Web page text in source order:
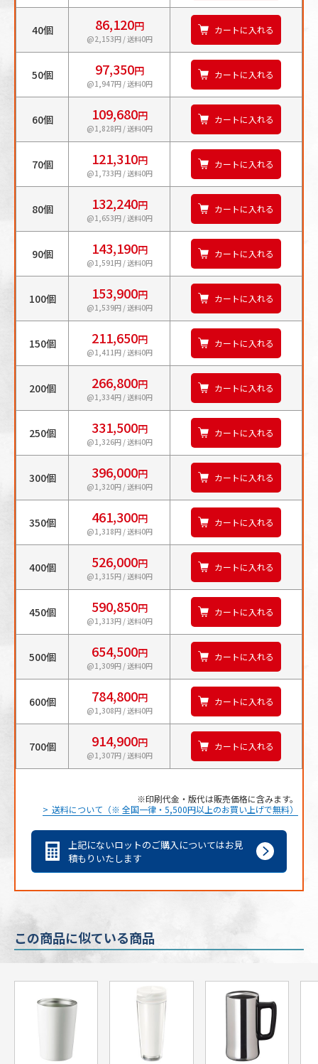
40個 86,120円
@2,153円 / 送料0円
カートに入れる
50個 97,350円
@1,947円 / 送料0円
カートに入れる
60個 109,680円
@1,828円 / 送料0円
カートに入れる
70個 121,310円
@1,733円 / 送料0円
カートに入れる
80個 132,240円
@1,653円 / 送料0円
カートに入れる
90個 143,190円
@1,591円 / 送料0円
カートに入れる
100個 153,900円
@1,539円 / 送料0円
カートに入れる
150個 211,650円
@1,411円 / 送料0円
カートに入れる
200個 266,800円
@1,334円 / 送料0円
カートに入れる
250個 331,500円
@1,326円 / 送料0円
カートに入れる
300個 396,000円
@1,320円 / 送料0円
カートに入れる
350個 461,300円
@1,318円 / 送料0円
カートに入れる
400個 526,000円
@1,315円 / 送料0円
カートに入れる
450個 590,850円
@1,313円 / 送料0円
カートに入れる
500個 654,500円
@1,309円 / 送料0円
カートに入れる
600個 784,800円
@1,308円 / 送料0円
カートに入れる
700個 914,900円
@1,307円 / 送料0円
カートに入れる
印刷代金・版代は販売価格に含みます。
送料について（※ 全国一律・5,500円以上のお買い上げで無料）
上記にないロットのご購入についてはお見
積もりいたします
この商品に似ている商品